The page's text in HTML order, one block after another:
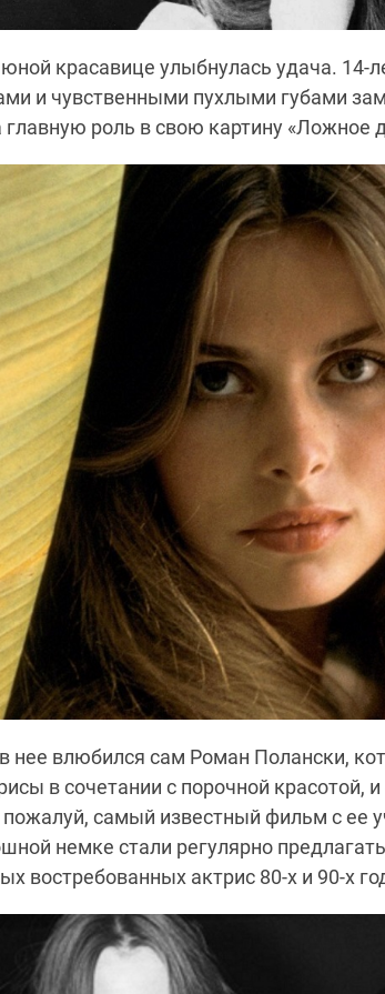
красавице улыбнулась удача.
и чувственными пухлыми губами
главную роль в свою картину «Ложное
нее влюбился сам Роман Полански,
в сочетании с порочной красотой,
пожалуй, самый известный фильм с ее
немке стали регулярно
востребованных актрис 80-х и 90-х